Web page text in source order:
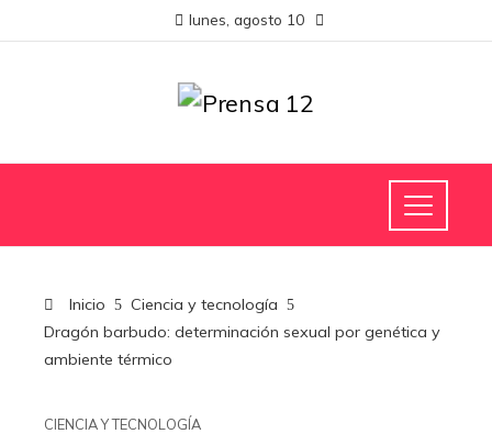
lunes, agosto 10
Inicio
Ciencia y tecnología
Dragón barbudo: determinación sexual por genética y
ambiente térmico
CIENCIA Y TECNOLOGÍA